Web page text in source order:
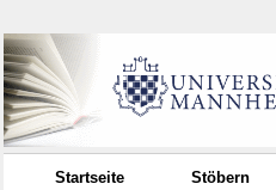
Startseite Stöbern